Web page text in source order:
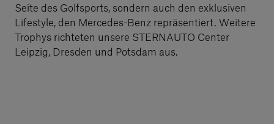
Seite des Golfsports, sondern auch den exklusiven
Lifestyle, den Mercedes-Benz repräsentiert. Weitere
Trophys richteten unsere STERNAUTO Center
Leipzig, Dresden und Potsdam aus.